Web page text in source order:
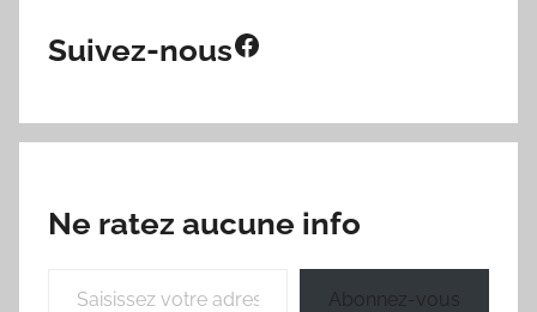
Suivez-nousFacebook
Ne ratez aucune info
Abonnez-vous